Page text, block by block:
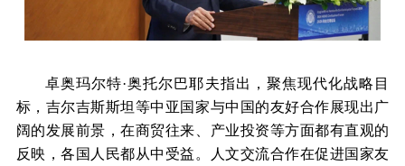
卓奥玛尔特·奥托尔巴耶夫指出，聚焦现代化战略目
标，吉尔吉斯斯坦等中亚国家与中国的友好合作展现出广
阔的发展前景，在商贸往来、产业投资等方面都有直观的
反映，各国人民都从中受益。人文交流合作在促进国家友